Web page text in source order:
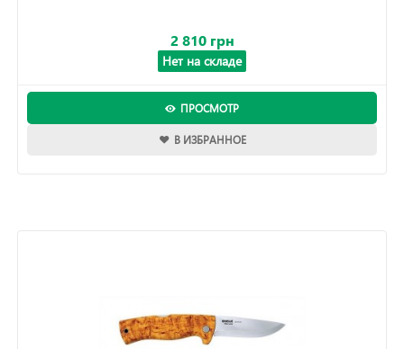
2 810 грн
Нет на складе
ПРОСМОТР
В ИЗБРАННОЕ